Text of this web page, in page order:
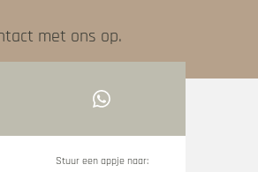
met ons op.
Stuur een appje naar: